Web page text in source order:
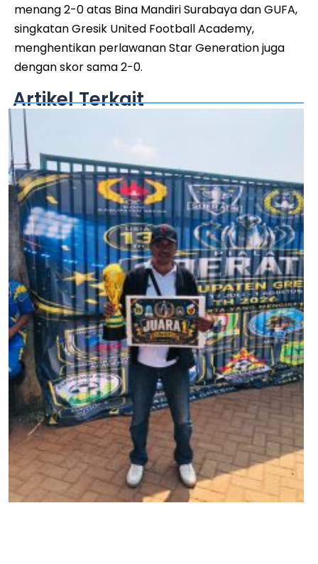
menang 2-0 atas Bina Mandiri Surabaya dan GUFA,
singkatan Gresik United Football Academy,
menghentikan perlawanan Star Generation juga
dengan skor sama 2-0.
Artikel Terkait